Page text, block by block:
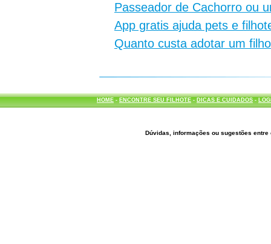
Passeador de Cachorro ou
App gratis ajuda pets e
Quanto custa adotar um
HOME- ENCONTRE SEU FILHOTE- DICAS E CUIDADOS-
Dúvidas, informações ou sugestões